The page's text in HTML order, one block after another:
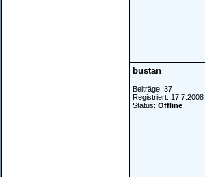
bustan
Beiträge: 37
Registriert: 17.7.2008
Status: Offline